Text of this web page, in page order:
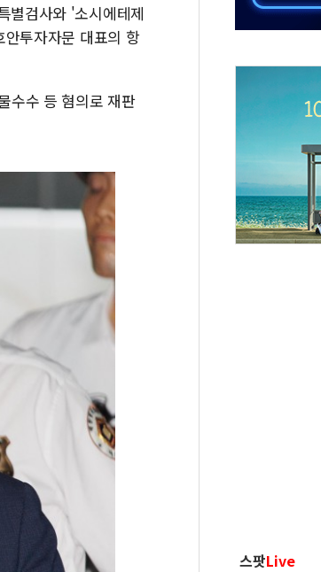
별검사와 '소시에테제
투자자문 대표의 항
수수 등 혐의로 재판
스팟Live